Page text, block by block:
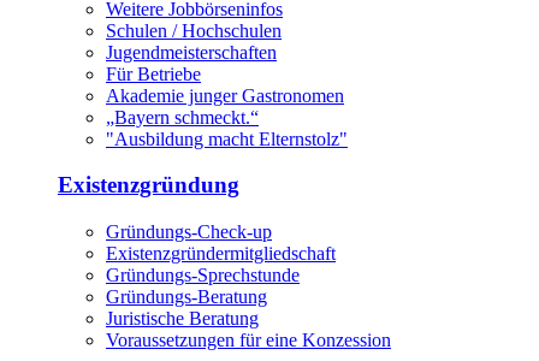
Weitere Jobbörseninfos
Schulen / Hochschulen
Jugendmeisterschaften
Für Betriebe
Akademie junger Gastronomen
„Bayern schmeckt.“
"Ausbildung macht Elternstolz"
Existenzgründung
Gründungs-Check-up
Existenzgründermitgliedschaft
Gründungs-Sprechstunde
Gründungs-Beratung
Juristische Beratung
Voraussetzungen für eine Konzession